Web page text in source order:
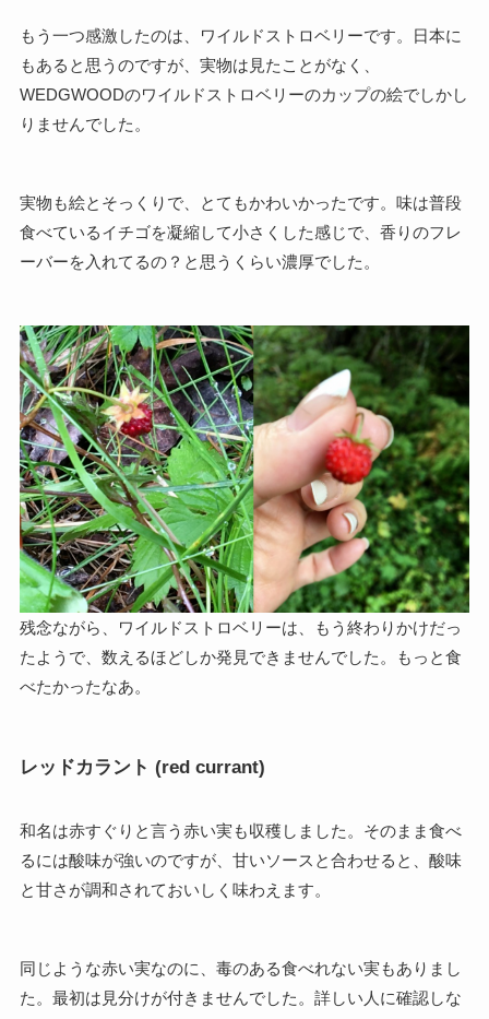
もう一つ感激したのは、ワイルドストロベリーです。日本に
もあると思うのですが、実物は見たことがなく、
WEDGWOODのワイルドストロベリーのカップの絵でしかし
りませんでした。
実物も絵とそっくりで、とてもかわいかったです。味は普段
食べているイチゴを凝縮して小さくした感じで、香りのフレ
ーバーを入れてるの？と思うくらい濃厚でした。
残念ながら、ワイルドストロベリーは、もう終わりかけだっ
たようで、数えるほどしか発見できませんでした。もっと食
べたかったなあ。
レッドカラント (red currant)
和名は赤すぐりと言う赤い実も収穫しました。そのまま食べ
るには酸味が強いのですが、甘いソースと合わせると、酸味
と甘さが調和されておいしく味わえます。
同じような赤い実なのに、毒のある食べれない実もありまし
た。最初は見分けが付きませんでした。詳しい人に確認しな